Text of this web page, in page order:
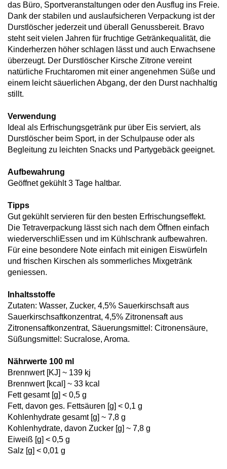
das Büro, Sportveranstaltungen oder den Ausflug ins Freie.
Dank der stabilen und auslaufsicheren Verpackung ist der
Durstlöscher jederzeit und überall Genussbereit. Bravo
steht seit vielen Jahren für fruchtige Getränkequalität, die
Kinderherzen höher schlagen lässt und auch Erwachsene
überzeugt. Der Durstlöscher Kirsche Zitrone vereint
natürliche Fruchtaromen mit einer angenehmen Süße und
einem leicht säuerlichen Abgang, der den Durst nachhaltig
stillt.
Verwendung
Ideal als Erfrischungsgetränk pur über Eis serviert, als
Durstlöscher beim Sport, in der Schulpause oder als
Begleitung zu leichten Snacks und Partygebäck geeignet.
Aufbewahrung
Geöffnet gekühlt 3 Tage haltbar.
Tipps
Gut gekühlt servieren für den besten Erfrischungseffekt.
Die Tetraverpackung lässt sich nach dem Öffnen einfach
wiederverschliEssen und im Kühlschrank aufbewahren.
Für eine besondere Note einfach mit einigen Eiswürfeln
und frischen Kirschen als sommerliches Mixgetränk
geniessen.
Inhaltsstoffe
Zutaten: Wasser, Zucker, 4,5% Sauerkirschsaft aus
Sauerkirschsaftkonzentrat, 4,5% Zitronensaft aus
Zitronensaftkonzentrat, Säuerungsmittel: Citronensäure,
Süßungsmittel: Sucralose, Aroma.
Nährwerte 100 ml
Brennwert [KJ] ~ 139 kj
Brennwert [kcal] ~ 33 kcal
Fett gesamt [g] < 0,5 g
Fett, davon ges. Fettsäuren [g] < 0,1 g
Kohlenhydrate gesamt [g] ~ 7,8 g
Kohlenhydrate, davon Zucker [g] ~ 7,8 g
Eiweiß [g] < 0,5 g
Salz [g] < 0,01 g